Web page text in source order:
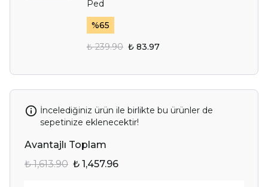
Ped
%65
₺ 239.90 ₺ 83.97
İncelediğiniz ürün ile birlikte bu ürünler de
sepetinize eklenecektir!
Avantajlı Toplam
₺ 1,613.90 ₺ 1,457.96